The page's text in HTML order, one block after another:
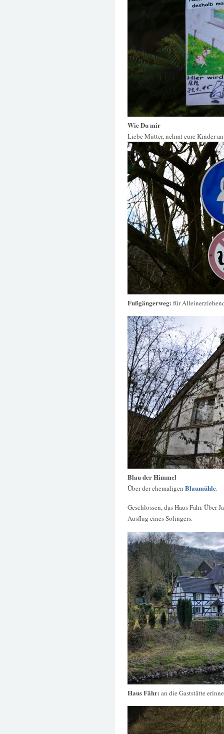
Wie Du mir
Liebe Mütter, nehmt eure Kinder
Fußgängerweg: für
Blau der Himmel
Über der ehemaligen Blaumühle.
Geschlossen, das Haus Fähr.
Ausflug eines Solingers.
Haus Fähr: an die Gaststätte